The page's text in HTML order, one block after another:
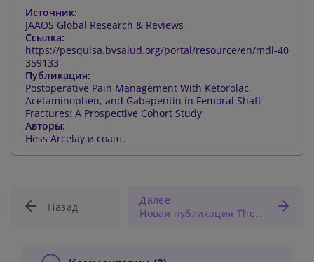
Источник:
JAAOS Global Research & Reviews
Ссылка:
https://pesquisa.bvsalud.org/portal/resource/en/mdl-40
359133
Публикация:
Postoperative Pain Management With Ketorolac,
Acetaminophen, and Gabapentin in Femoral Shaft
Fractures: A Prospective Cohort Study
Авторы:
Hess Arcelay и соавт.
Назад
Далее
Новая публикация The Lancet: психические расстройства признаны ведущей причиной инвалидизации в мире